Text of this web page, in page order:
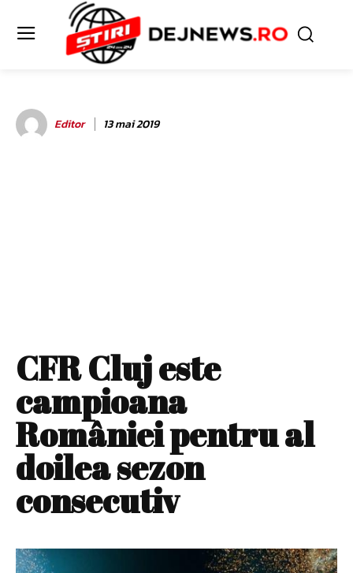
Editor 13 mai 2019
CFR Cluj este
campioana
României pentru al
doilea sezon
consecutiv